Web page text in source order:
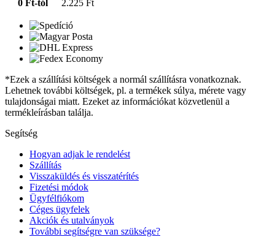
0 Ft-tól
2.225 Ft
*Ezek a szállítási költségek a normál szállításra vonatkoznak.
Lehetnek további költségek, pl. a termékek súlya, mérete vagy
tulajdonságai miatt. Ezeket az információkat közvetlenül a
termékleírásban találja.
Segítség
Hogyan adjak le rendelést
Szállítás
Visszaküldés és visszatérítés
Fizetési módok
Ügyfélfiókom
Céges ügyfelek
Akciók és utalványok
További segítségre van szüksége?